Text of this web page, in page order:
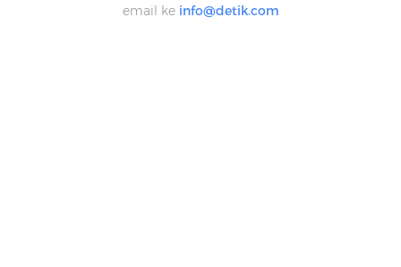
email ke info@detik.com